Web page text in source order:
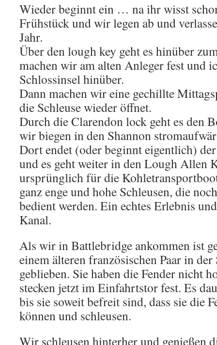
Wieder beginnt ein … na ihr wisst
Frühstück und wir legen ab und
Jahr.
Über den lough key geht es hinüber
machen wir am alten Anleger fest und
Schlossinsel hinüber.
Dann machen wir eine gechillte
die Schleuse wieder öffnet.
Durch die Clarendon lock geht es den
wir biegen in den Shannon
Dort endet (oder beginnt eigentlich)
und es geht weiter in den Lough Allen
ursprünglich für die
ganz enge und hohe Schleusen, die
bedient werden. Ein echtes Erlebnis
Kanal.
Als wir in Battlebridge ankommen ist
einem älteren französischen Paar in der
geblieben. Sie haben die Fender nicht
stecken jetzt im Einfahrtstor fest. Es
bis sie soweit befreit sind, dass sie die
können und schleusen.
Wir schleusen hinterher und genießen